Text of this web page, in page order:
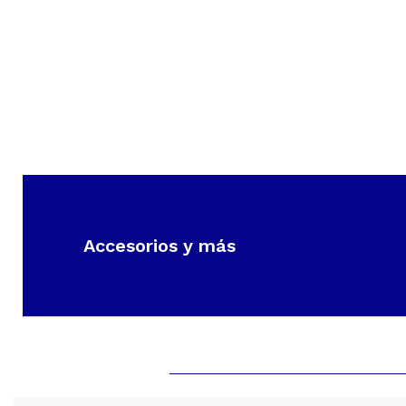
Accesorios y más